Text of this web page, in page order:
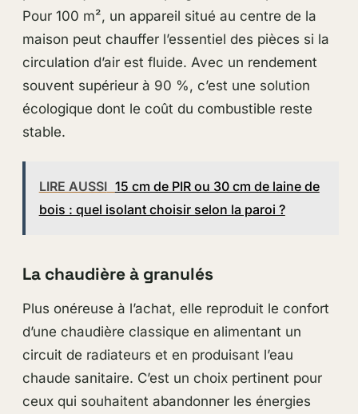
Pour 100 m², un appareil situé au centre de la
maison peut chauffer l’essentiel des pièces si la
circulation d’air est fluide. Avec un rendement
souvent supérieur à 90 %, c’est une solution
écologique dont le coût du combustible reste
stable.
LIRE AUSSI 15 cm de PIR ou 30 cm de laine de
bois : quel isolant choisir selon la paroi ?
La chaudière à granulés
Plus onéreuse à l’achat, elle reproduit le confort
d’une chaudière classique en alimentant un
circuit de radiateurs et en produisant l’eau
chaude sanitaire. C’est un choix pertinent pour
ceux qui souhaitent abandonner les énergies